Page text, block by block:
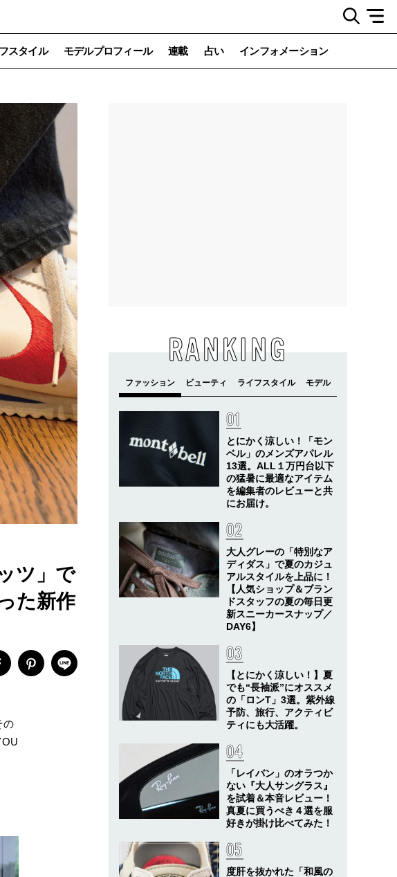
スタイル モデルプロフィール 連載 占い インフォメーション
ツ」で
た新作
の
RANKING
とにかく涼しい！「モン
ベル」のメンズアパレル
13選。ALL１万円台以下
の猛暑に最適なアイテム
を編集者のレビューと共
にお届け。
大人グレーの「特別なア
ディダス」で夏のカジュ
アルスタイルを上品に！
【人気ショップ＆ブラン
ドスタッフの夏の毎日更
新スニーカースナップ／
DAY6】
【とにかく涼しい！】夏
でも“長袖派”にオススメ
の「ロンT」3選。紫外線
予防、旅行、アクティビ
ティにも大活躍。
「レイバン」のオラつか
ない『大人サングラス』
を試着＆本音レビュー！
真夏に買うべき４選を服
好きが掛け比べてみた！
度肝を抜かれた「和風の